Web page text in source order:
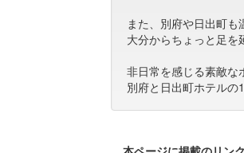
また、別府や日出町も
大分からちょっと足を
非日常を感じる素敵な
別府と日出町ホテルの